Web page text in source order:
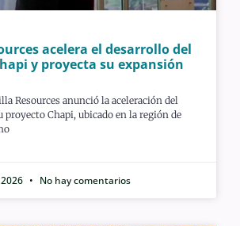
acelera el desarrollo del
y proyecta su expansión
Resources anunció la aceleración del
proyecto Chapi, ubicado en la región de
No hay comentarios